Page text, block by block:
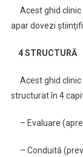
Acest ghid clinic
apar dovezi
4 STRUCTURĂ
Acest ghid clinic
structurat în 4
– Evaluare
– Conduită